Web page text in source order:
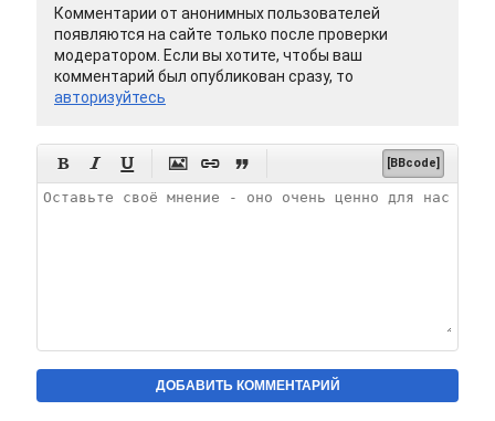
Комментарии от анонимных пользователей
появляются на сайте только после проверки
модератором. Если вы хотите, чтобы ваш
комментарий был опубликован сразу, то
авторизуйтесь
      [BBcode]